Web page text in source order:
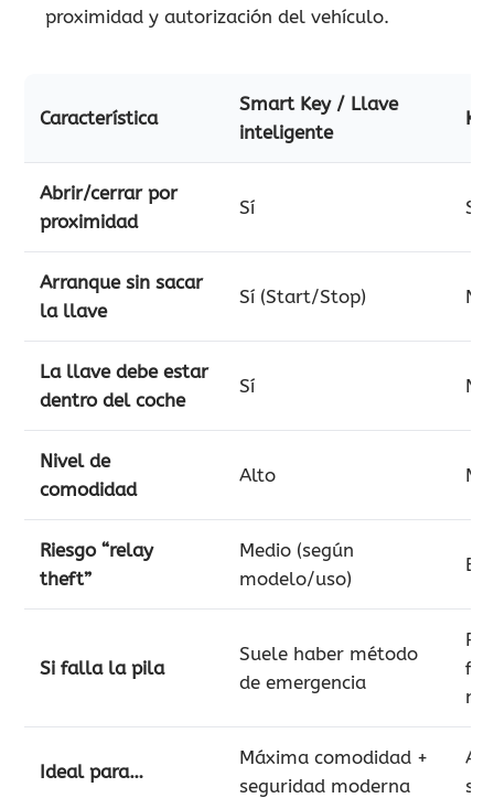
proximidad y autorización del vehículo.
Característica
Smart Key / Llave
inteligente
Abrir/cerrar por
proximidad
Sí Sí
Arranque sin sacar
la llave
Sí (Start/Stop) No
La llave debe estar
dentro del coche
Sí
Nivel de
comodidad
Alto
Riesgo “relay
theft”
Medio (según
modelo/uso)
Si falla la pila
Suele haber método
de emergencia
Ideal para…
Máxima comodidad +
seguridad moderna